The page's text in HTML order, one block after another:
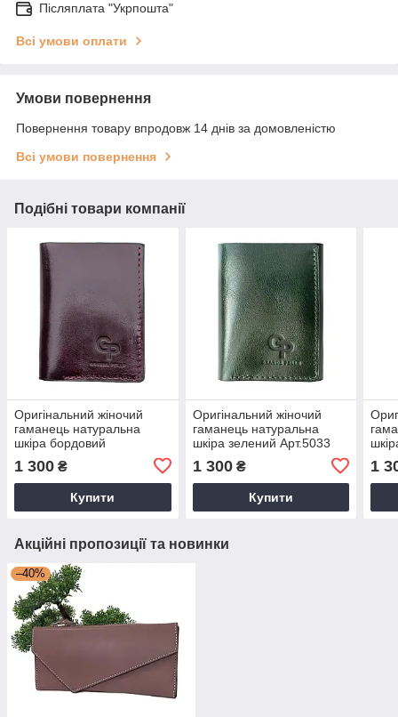
Післяплата "Укрпошта"
Всі умови оплати
Умови повернення
Повернення товару впродовж 14 днів за домовленістю
Всі умови повернення
Подібні товари компанії
Оригінальний жіночий
гаманець натуральна
шкіра бордовий
Арт.5033/61 "GP" Італія —
(Україна)
1 300 ₴
Купити
Оригінальний жіночий
гаманець натуральна
шкіра зелений Арт.5033
(Україна)
1 300₴
Купити
1
Акційні пропозиції та новинки
–40%